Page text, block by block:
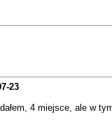
23
4 miejsce, ale w